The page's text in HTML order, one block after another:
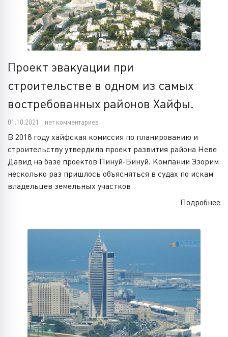
Проект эвакуации при
строительстве в одном из самых
востребованных районов Хайфы.
01.10.2021 | нет комментариев
В 2018 году хайфская комиссия по планированию и
строительству утвердила проект развития района Неве
Давид на базе проектов Пинуй-Бинуй. Компании Эзорим
несколько раз пришлось объясняться в судах по искам
владельцев земельных участков
Подробнее